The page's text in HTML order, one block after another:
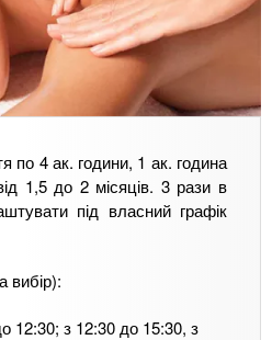
по 4 ак. години, 1 ак. година
1,5 до 2 місяців. 3 рази в
під власний графік
вибір):
12:30; з 12:30 до 15:30, з